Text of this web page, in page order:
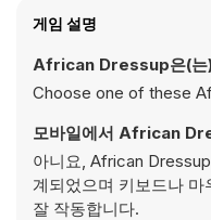
게임 설명
African Dressup은(는)
Choose one of these
모바일에서 African
아니요, African
계되었으며 키보드나
잘 작동합니다.